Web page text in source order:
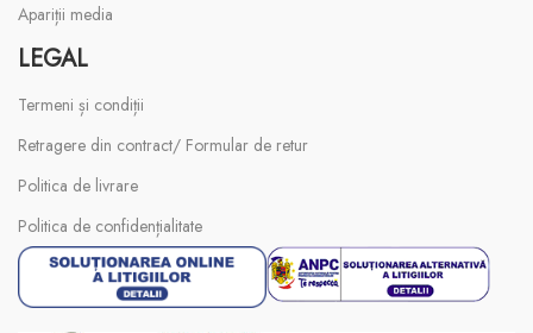
Apariții media
LEGAL
Termeni și condiții
Retragere din contract/ Formular de retur
Politica de livrare
Politica de confidențialitate